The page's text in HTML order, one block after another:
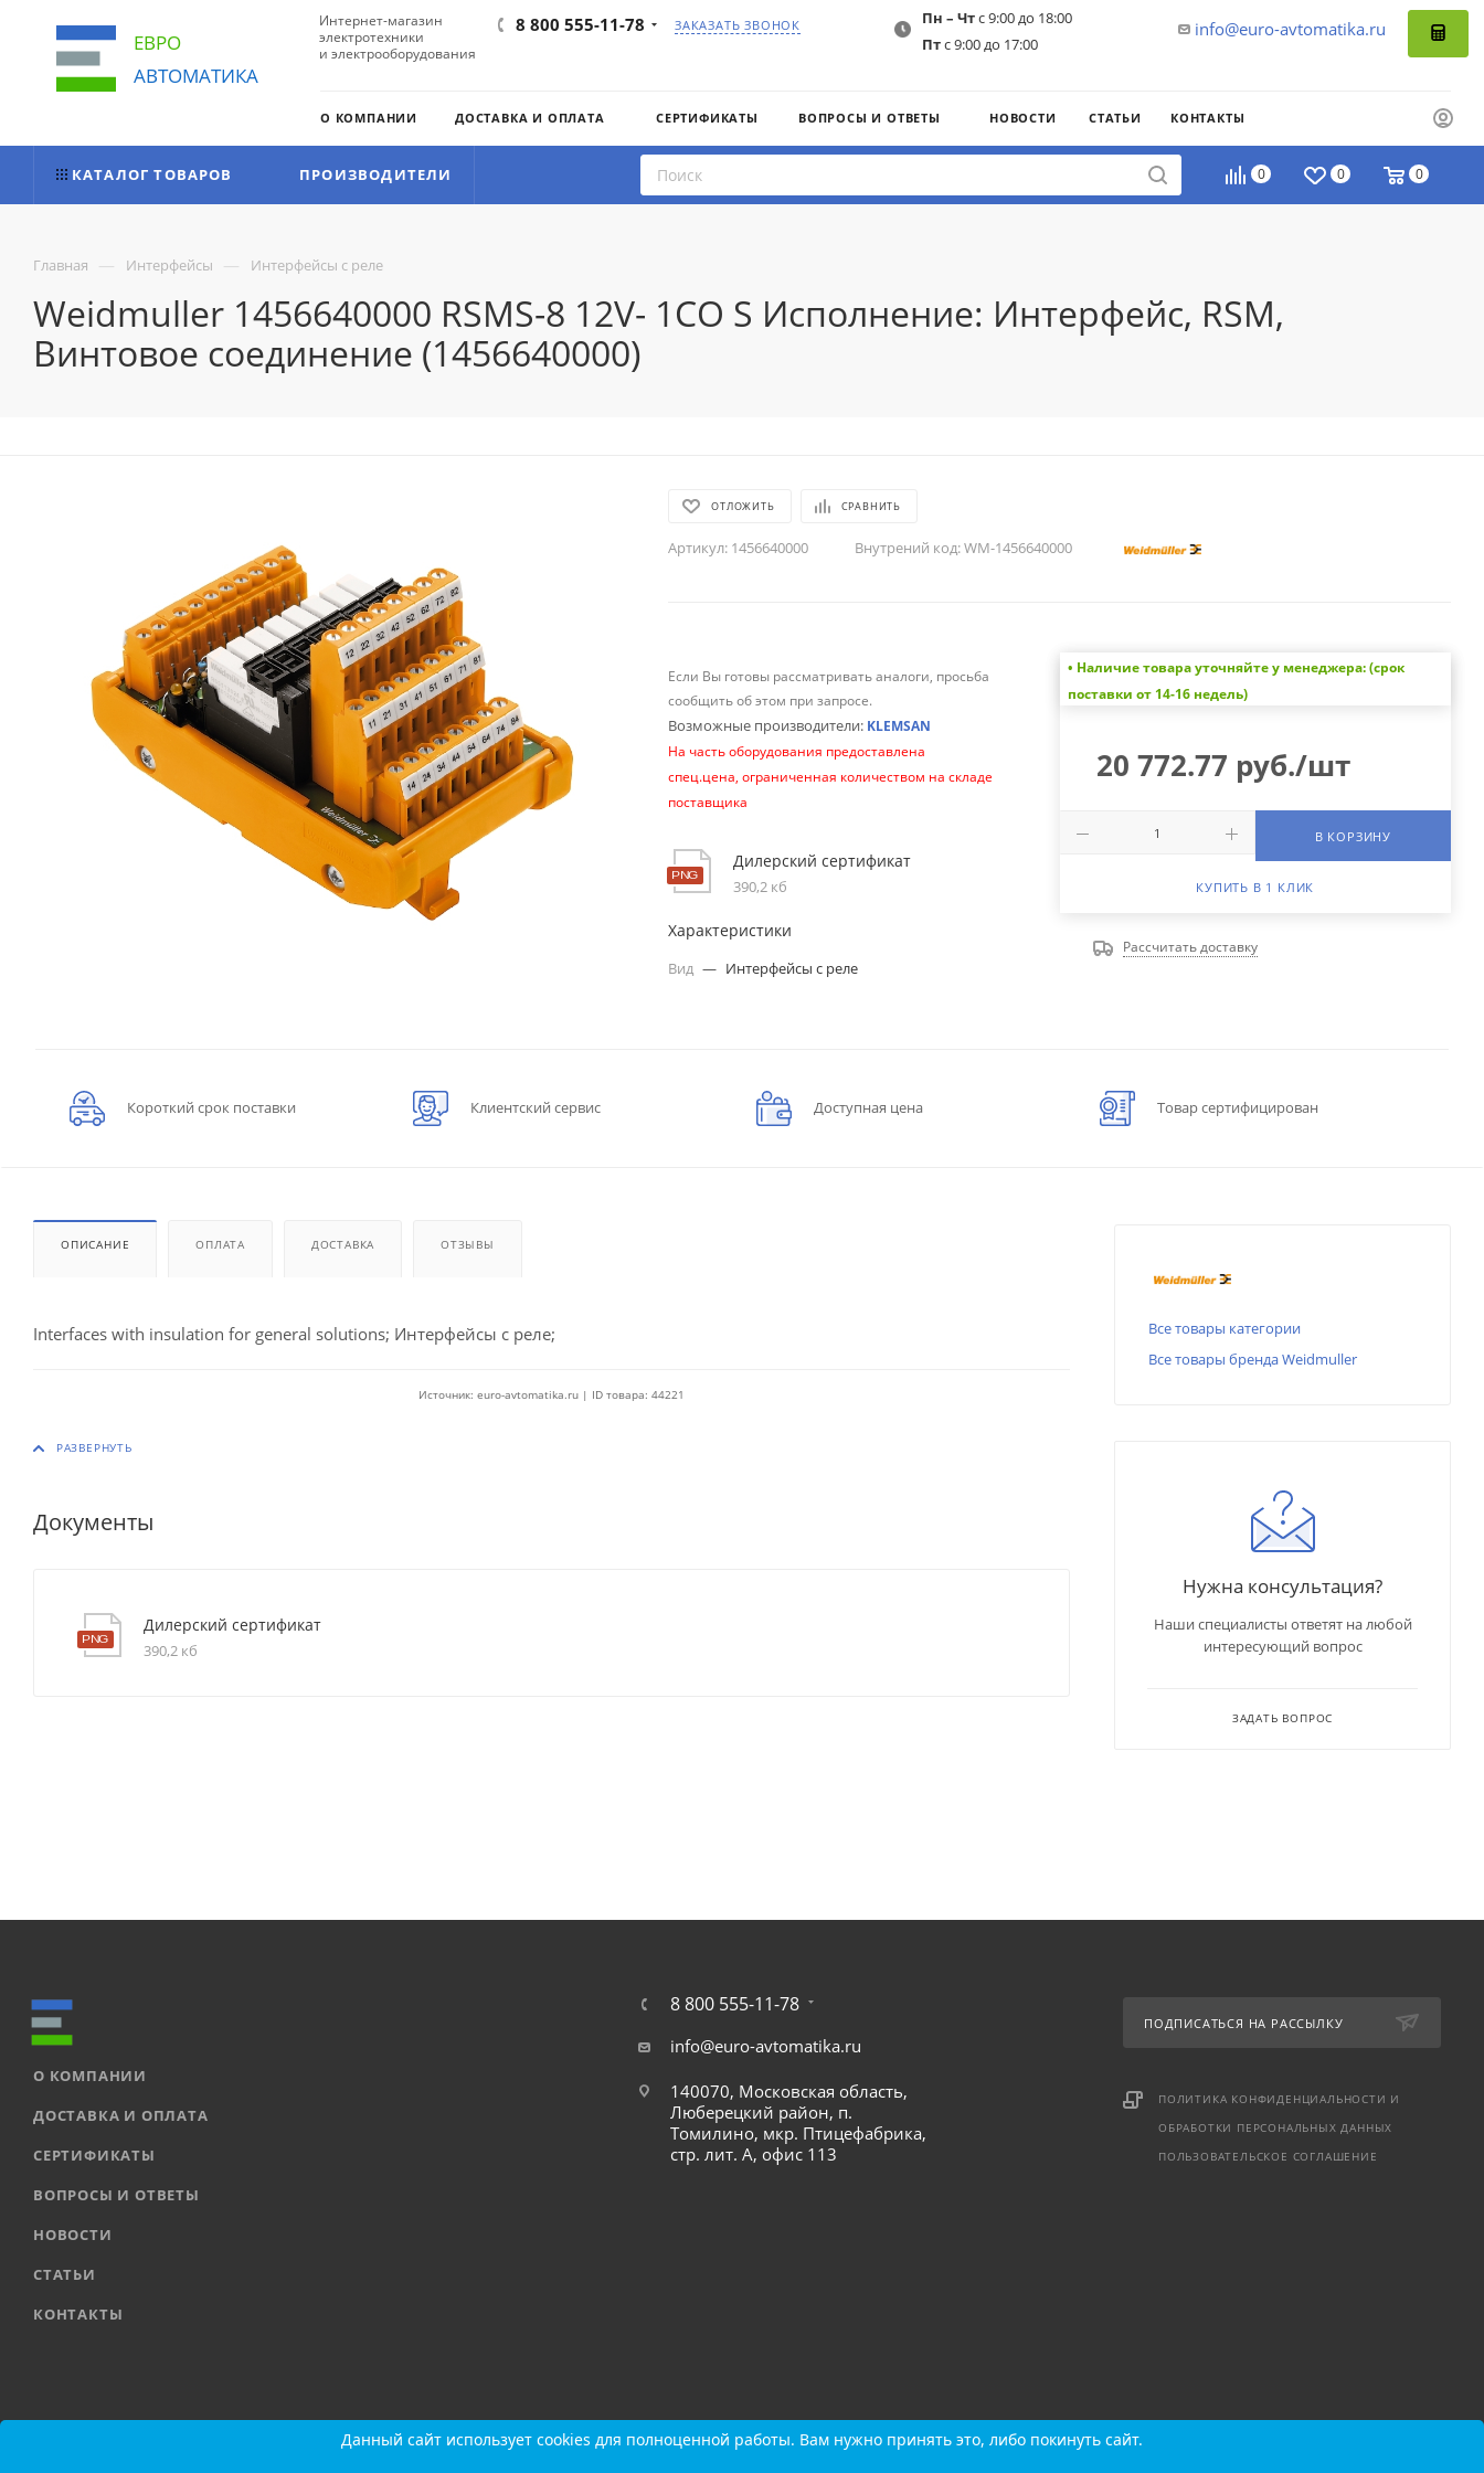
ЕВРО
АВТОМАТИКА
Интернет-магазин
электротехники
и электрооборудования
8 800 555-11-78 ЗАКАЗАТЬ ЗВОНОК info@euro-avtomatika.ru
Пн – Чтс 9:00 до 18:00
Птс 9:00 до 17:00
О КОМПАНИИ ДОСТАВКА И ОПЛАТА СЕРТИФИКАТЫ ВОПРОСЫ И ОТВЕТЫ НОВОСТИ СТАТЬИ КОНТАКТЫ
0 0 0
КАТАЛОГ ТОВАРОВ ПРОИЗВОДИТЕЛИ
Главная — Интерфейсы — Интерфейсы с реле
Weidmuller 1456640000 RSMS-8 12V- 1CO S Исполнение: Интерфейс, RSM,
Винтовое соединение (1456640000)
ОТЛОЖИТЬ СРАВНИТЬ
Артикул: 1456640000 Внутрений код:WM-1456640000
Если Вы готовы рассматривать аналоги, просьба
сообщить об этом при запросе.
Возможные производители: KLEMSAN
На часть оборудования предоставлена
спец.цена, ограниченная количеством на складе
поставщика
Дилерский сертификат
390,2 кб
Характеристики
Вид — Интерфейсы с реле
• Наличие товара уточняйте у менеджера: (срок
поставки от 14-16 недель)
20 772.77 руб./шт
В КОРЗИНУ
КУПИТЬ В 1 КЛИК
Рассчитать доставку
Короткий срок поставки Клиентский сервис Доступная цена Товар сертифицирован
ОПИСАНИЕ ОПЛАТА ДОСТАВКА ОТЗЫВЫ
Interfaces with insulation for general solutions; Интерфейсы с реле;
Источник: euro-avtomatika.ru | ID товара: 44221
Документы
Дилерский сертификат
390,2 кб
Все товары категории
Все товары бренда Weidmuller
Нужна консультация?
Наши специалисты ответят на любой
интересующий вопрос
ЗАДАТЬ ВОПРОС
О КОМПАНИИ
ДОСТАВКА И ОПЛАТА
СЕРТИФИКАТЫ
ВОПРОСЫ И ОТВЕТЫ
НОВОСТИ
СТАТЬИ
КОНТАКТЫ
8 800 555-11-78
info@euro-avtomatika.ru
140070, Московская область,
Люберецкий район, п.
Томилино, мкр. Птицефабрика,
стр. лит. А, офис 113
ПОДПИСАТЬСЯ НА РАССЫЛКУ
ПОЛИТИКА КОНФИДЕНЦИАЛЬНОСТИ И
ОБРАБОТКИ ПЕРСОНАЛЬНЫХ ДАННЫХ
ПОЛЬЗОВАТЕЛЬСКОЕ СОГЛАШЕНИЕ
Карта сайтаДанный сайт использует cookies для полноценной работы. Вам нужно принять это, либо покинуть сайт.